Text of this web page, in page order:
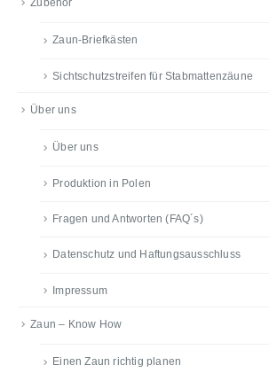
Zubehör
Zaun-Briefkästen
Sichtschutzstreifen für Stabmattenzäune
Über uns
Über uns
Produktion in Polen
Fragen und Antworten (FAQ´s)
Datenschutz und Haftungsausschluss
Impressum
Zaun – Know How
Einen Zaun richtig planen